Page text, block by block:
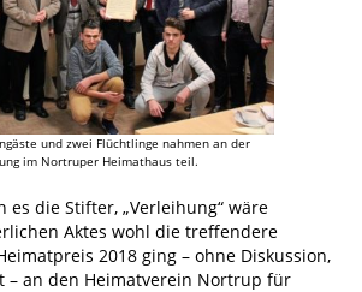
und zwei Flüchtlinge nahmen an der
im Nortruper Heimathaus teil.
es die Stifter, „Verleihung“ wäre
Aktes wohl die treffendere
2018 ging – ohne Diskussion,
– an den Heimatverein Nortrup für